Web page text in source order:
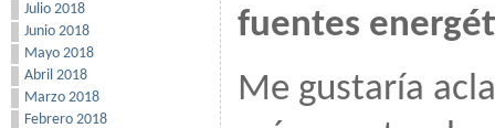
Julio 2018
Junio 2018
Mayo 2018
Abril 2018
Marzo 2018
Febrero 2018
fuentes
Me gustaría